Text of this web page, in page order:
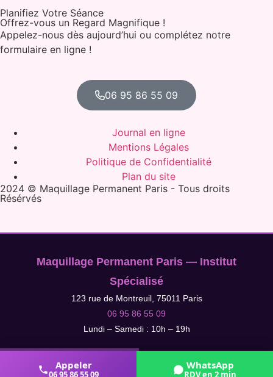
Planifiez Votre Séance
Offrez-vous un Regard Magnifique !
Appelez-nous dès aujourd’hui ou complétez notre
formulaire en ligne !
06 95 86 55 09
Journal en ligne
Mentions Légales
Politique de Confidentialité
Plan du site
2024 © Maquillage Permanent Paris - Tous droits
Résérvés
Maquillage Permanent Paris — Institut
Spécialisé
123 rue de Montreuil, 75011 Paris
06 95 86 55 09
Lundi – Samedi : 10h – 19h
Appeler
06 95 86 55 09
WhatsApp
RDV en 2 min